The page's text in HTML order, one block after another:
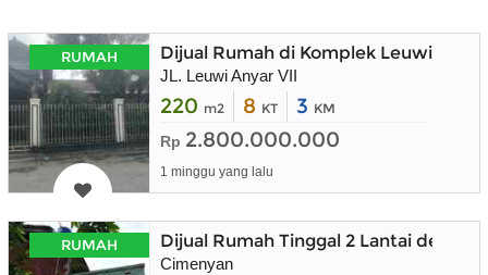
RUMAH Dijual Rumah di Komplek Leuwi
JL. Leuwi Anyar VII
220 m2 8 KT 3 KM
Rp 2.800.000.000
1 minggu yang lalu
RUMAH Dijual Rumah Tinggal 2 Lantai
Cimenyan